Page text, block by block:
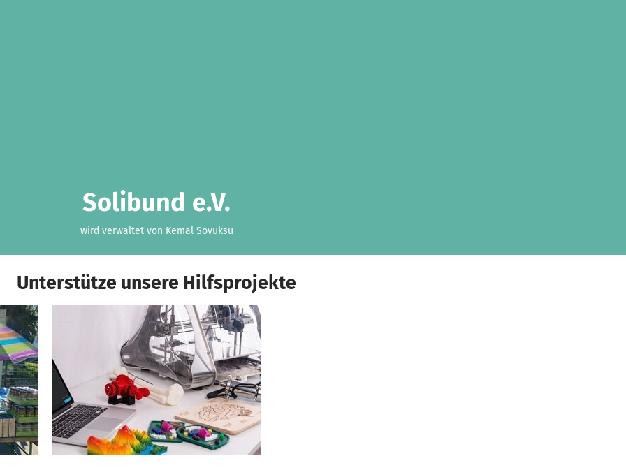
Solibund e.V.
wird verwaltet von Kemal Sovuksu
Unterstütze unsere Hilfsprojekte